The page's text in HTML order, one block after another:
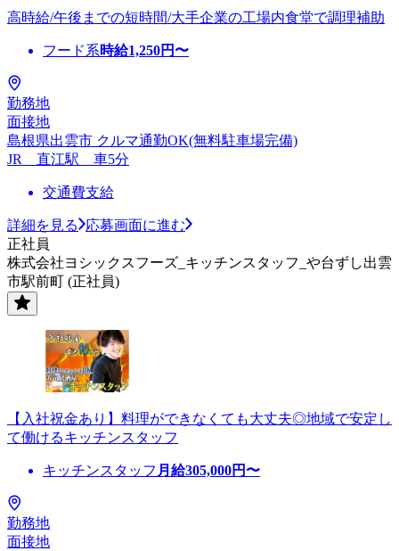
高時給/午後までの短時間/大手企業の工場内食堂で調理補助
フード系時給1,250円〜
勤務地
面接地
島根県出雲市 クルマ通勤OK(無料駐車場完備)
JR 直江駅 車5分
交通費支給
詳細を見る
応募画面に進む
正社員
株式会社ヨシックスフーズ_キッチンスタッフ_や台ずし出雲
市駅前町 (正社員)
【入社祝金あり】料理ができなくても大丈夫◎地域で安定し
て働けるキッチンスタッフ
キッチンスタッフ 月給305,000円〜
勤務地
面接地